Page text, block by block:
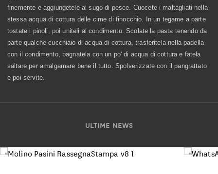
finemente e aggiungetele al sugo di pesce. Cuocete i maltagliati nella
stessa acqua di cottura delle cime di finocchio. In un tegame a parte
tostate i pinoli, poi uniteli al condimento. Scolate la pasta tenendo da
parte qualche cucchiaio di acqua di cottura, trasferitela nella padella
con il condimento, bagnatela con un po' di acqua di cottura e fatela
saltare per amalgamare bene il tutto. Spolverizzate con il pangrattato
e poi servite.
ULTIME NEWS